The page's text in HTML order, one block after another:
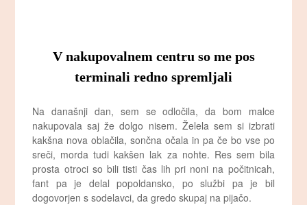
V nakupovalnem centru so me pos
terminali redno spremljali
Na današnji dan, sem se odločila, da bom malce
nakupovala saj že dolgo nisem. Želela sem si izbrati
kakšna nova oblačila, sončna očala in pa če bo vse po
sreči, morda tudi kakšen lak za nohte. Res sem bila
prosta otroci so bili tisti čas lih pri noni na počitnicah,
fant pa je delal popoldansko, po službi pa je bil
dogovorjen s sodelavci, da gredo skupaj na pijačo.